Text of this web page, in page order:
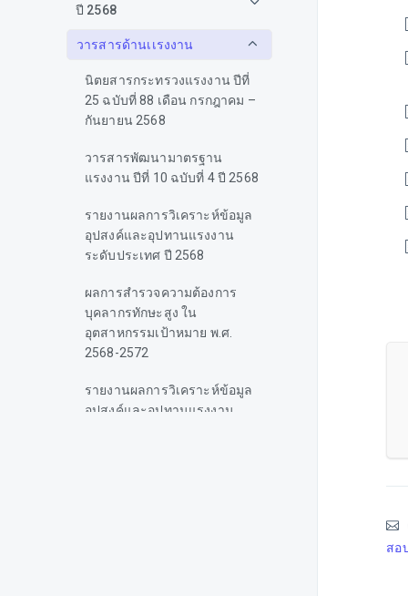
ปี 2568
วารสารด้านเเรงงาน
นิตยสารกระทรวงแรงงาน ปีที่
25 ฉบับที่ 88 เดือน กรกฎาคม –
กันยายน 2568
วารสารพัฒนามาตรฐาน
แรงงาน ปีที่ 10 ฉบับที่ 4 ปี 2568
รายงานผลการวิเคราะห์ข้อมูล
อุปสงค์และอุปทานแรงงาน
ระดับประเทศ ปี 2568
ผลการสํารวจความต้องการ
บุคลากรทักษะสูง ใน
อุตสาหกรรมเป้าหมาย พ.ศ.
2568-2572
รายงานผลการวิเคราะห์ข้อมูล
อุปสงค์และอุปทานแรงงาน
สอ